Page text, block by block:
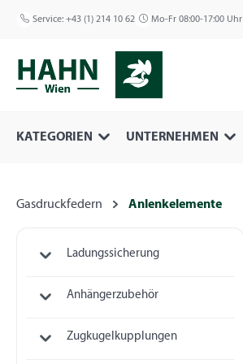
Hauptinhalt springen
Zur Suche springen
Zur Hauptnavigation springen
Service: +43 (1) 214 10 62 Mo-Fr 08:00-17:00 Uhr
KATEGORIEN UNTERNEHMEN
Gasdruckfedern Anlenkelemente
Ladungssicherung
Anhängerzubehör
Zugkugelkupplungen